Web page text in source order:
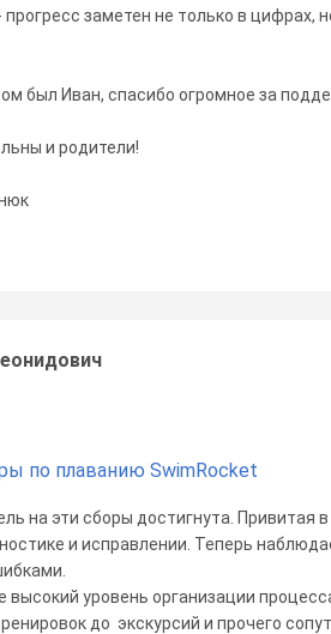
заметен не только в цифрах,
был Иван, спасибо огромное за
и родители!
по плаванию SwimRocket
на эти сборы достигнута. Привитая
и исправлении. Теперь
уровень организации
до экскурсий и прочего